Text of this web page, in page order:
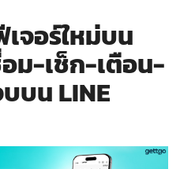
จอร์ใหม่บน
อม-เช็ก-เตือน-
บน LINE